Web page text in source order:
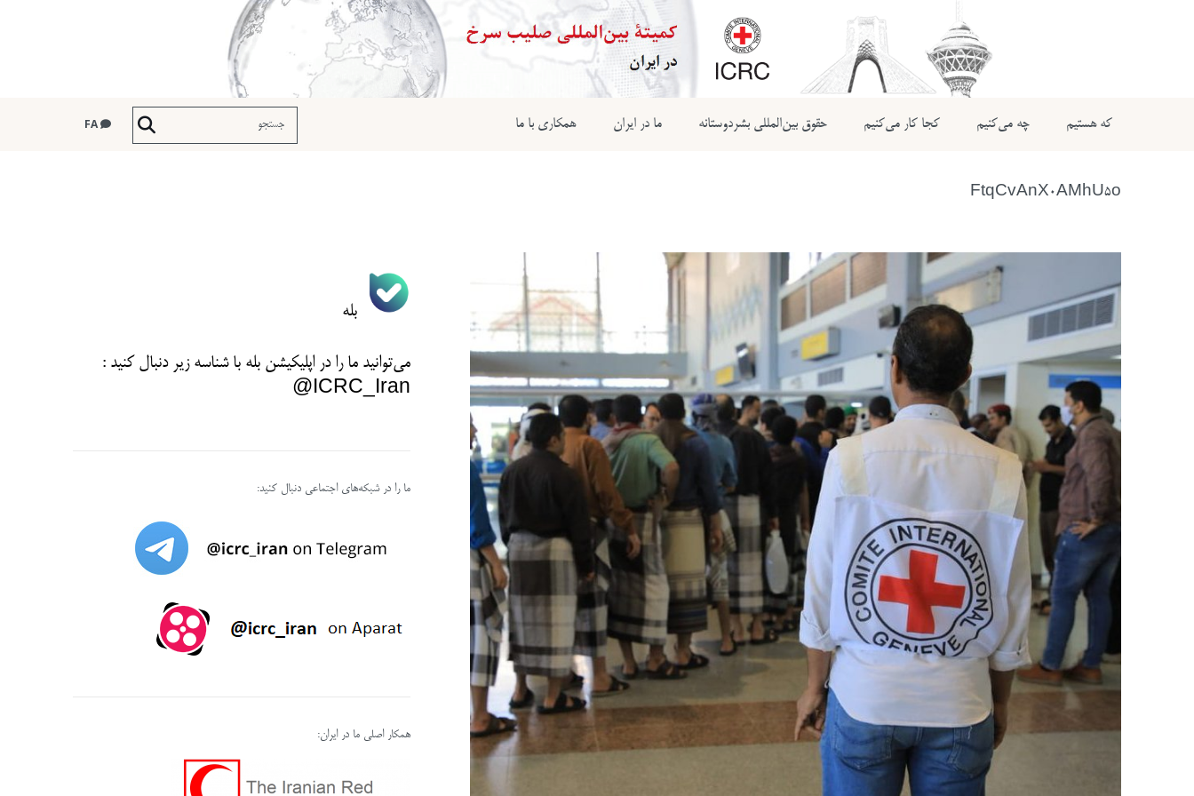
که هستیم چه می‌کنیم کجا کار می‌کنیم حقوق بین‌المللی بشردوستانه ما در ایران همکاری با ما
FtqCvAnX0AMhU5o
بله
می‌توانید ما را در اپلیکیشن بله با شناسه زیردنبال کنید :
ICRC_Iran@
ما را در شبکه‌های اجتماعی دنبال کنید:
همکار اصلی ما در ایران: